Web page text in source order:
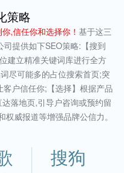
策略
,信任你和选择你！ 基于这三
提供如下SEO策略:【搜到
建立精准关键词库进行全方
尽可能多的占位搜索首页;突
户信任你;【选择】根据产品
落地页,引导户咨询或预约留
威报道等增强品牌公信力。
搜狗